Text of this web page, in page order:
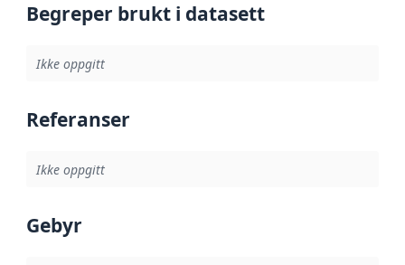
Begreper brukt i datasett
Ikke oppgitt
Referanser
Ikke oppgitt
Gebyr